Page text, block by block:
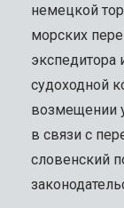
немецкой
морских
экспедитора
судоходной
возмещении
в связи с
словенский